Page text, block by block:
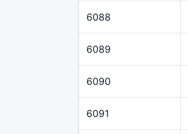
6088
6089
6090
6091